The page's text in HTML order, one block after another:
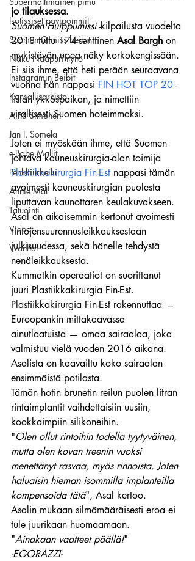
Isotissiset povipommit
Suomen Q'miss beibit
Naku Naapurintyttö
Instagramin Beibit
Kansallisarkisto
Aina Simonen
Jan I. Somela
e-Babe Mallit
Penkkiurheilu
Annie Mål
Tatuointi
Videot
Wanhat
jo tilauksessa.
Suomen Huippumissi -kilpailusta vuodelta
2013 tuttu 174-senttinen Asal Bargh on
mykistävän upea näky korkokengissään.
Ei siis ihme, että heti perään seuraavana
vuonna hän nappasi FIN HOT TOP 20 -
listan ykköspaikan, ja nimettiin
virallisesti Suomen hoteimmaksi.
Joten ei myöskään ihme, että Suomen
johtava kauneuskirurgia-alan toimija
Plastiikkakirurgia Fin-Est nappasi tämän
avoimesti kauneuskirurgian puolesta
liputtavan kaunottaren keulakuvakseen.
Asal on aikaisemmin kertonut avoimesti
rintojensuurennusleikkauksestaan
julkisuudessa, sekä hänelle tehdystä
nenäleikkauksesta.
Kummatkin operaatiot on suorittanut
juuri Plastiikkakirurgia Fin-Est.
Plastiikkakirurgia Fin-Est rakennuttaa  –
Euroopankin mittakaavassa
ainutlaatuista — omaa sairaalaa, joka
valmistuu vielä vuoden 2016 aikana.
Asalista on kaavailtu koko sairaalan
ensimmäistä potilasta.
Tämän hotin brunetin reilun puolen litran
rintaimplantit vaihdettaisiin uusiin,
kookkaimpiin silikoneihin.
"Olen ollut rintoihin todella tyytyväinen,
mutta olen kovan treenin vuoksi
menettänyt rasvaa, myös rinnoista. Joten
haluaisin hieman isommilla implanteilla
kompensoida tätä", Asal kertoo.
Asalin mukaan silmämääräisesti eroa ei
tule juurikaan huomaamaan.
"Ainakaan vaatteet päällä!"
-EGORAZZI-